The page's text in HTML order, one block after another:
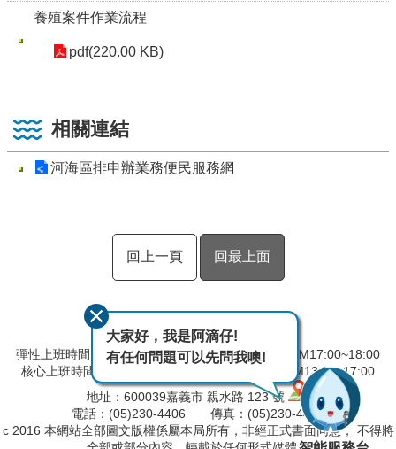
養殖案件作業流程
pdf(220.00 KB)
相關連結
河海區排申辦業務便民服務網
回上一頁 回最上面
彈性上班時間：AM08:00~09:00 彈性下班時間：PM17:00~18:00
核心上班時間：星期一 ~ 星期五 AM9:00~12:30 PM13:30~17:00
地址：600039嘉義市 親水路 123 號
電話：(05)230-4406 傳真：(05)230-4421
c 2016 本網站全部圖文版權係屬本局所有，非經正式書面同意， 不得將
大家好，我是阿滴仔!
有任何問題可以先問我噢!